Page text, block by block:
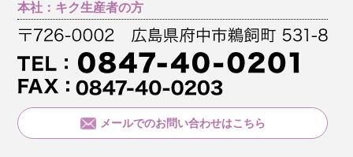
本社：キク生産者の方
メールでのお問い合わせはこちら